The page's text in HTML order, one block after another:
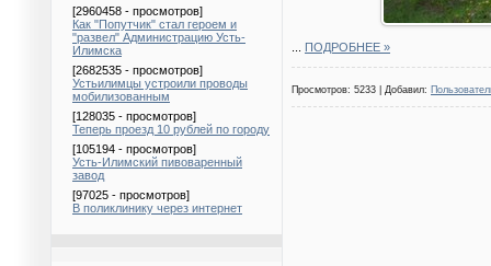
[2960458 - просмотров]
Как "Попутчик" стал героем и
"развел" Администрацию Усть-
Илимска
[2682535 - просмотров]
Устьилимцы устроили проводы
мобилизованным
[128035 - просмотров]
Теперь проезд 10 рублей по городу
[105194 - просмотров]
Усть-Илимский пивоваренный
завод
[97025 - просмотров]
В поликлинику через интернет
ПОДРОБНЕЕ »
Просмотров: 5233 | Добавил: